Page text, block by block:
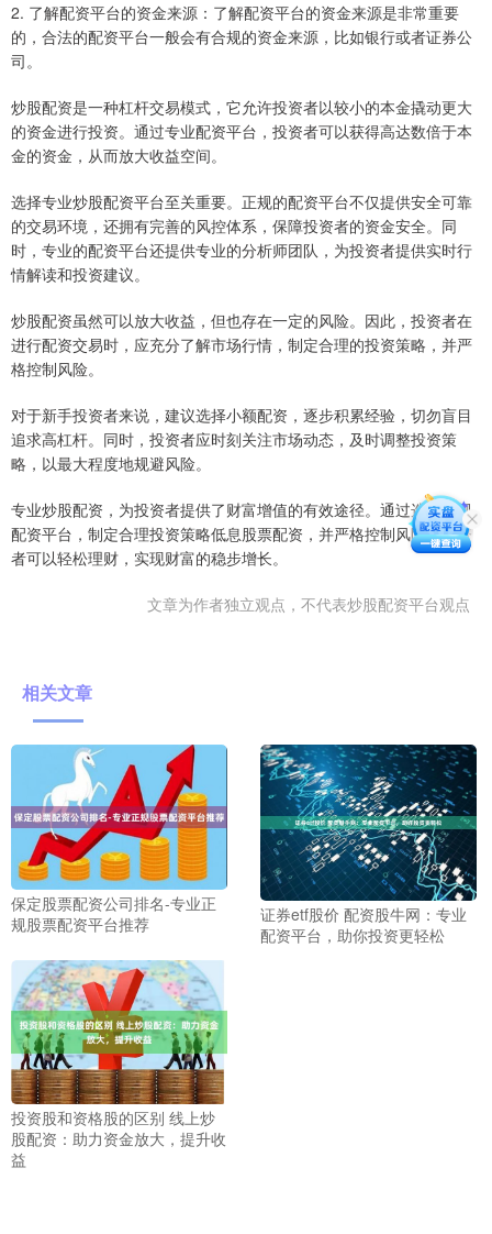
2. 了解配资平台的资金来源：了解配资平台的资金来源是非常重要
的，合法的配资平台一般会有合规的资金来源，比如银行或者证券公
司。
炒股配资是一种杠杆交易模式，它允许投资者以较小的本金撬动更大
的资金进行投资。通过专业配资平台，投资者可以获得高达数倍于本
金的资金，从而放大收益空间。
选择专业炒股配资平台至关重要。正规的配资平台不仅提供安全可靠
的交易环境，还拥有完善的风控体系，保障投资者的资金安全。同
时，专业的配资平台还提供专业的分析师团队，为投资者提供实时行
情解读和投资建议。
炒股配资虽然可以放大收益，但也存在一定的风险。因此，投资者在
进行配资交易时，应充分了解市场行情，制定合理的投资策略，并严
格控制风险。
对于新手投资者来说，建议选择小额配资，逐步积累经验，切勿盲目
追求高杠杆。同时，投资者应时刻关注市场动态，及时调整投资策
略，以最大程度地规避风险。
专业炒股配资，为投资者提供了财富增值的有效途径。通过选择正规
配资平台，制定合理投资策略低息股票配资，并严格控制风险，投资
者可以轻松理财，实现财富的稳步增长。
文章为作者独立观点，不代表炒股配资平台观点
相关文章
保定股票配资公司排名-专业正
规股票配资平台推荐
证券etf股价 配资股牛网：专业
配资平台，助你投资更轻松
投资股和资格股的区别 线上炒
股配资：助力资金放大，提升收
益